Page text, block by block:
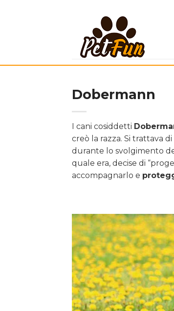
Dobermann
I cani cosiddetti
creò la razza. Si trattava
durante lo svolgimento
quale era, decise di
accompagnarlo e